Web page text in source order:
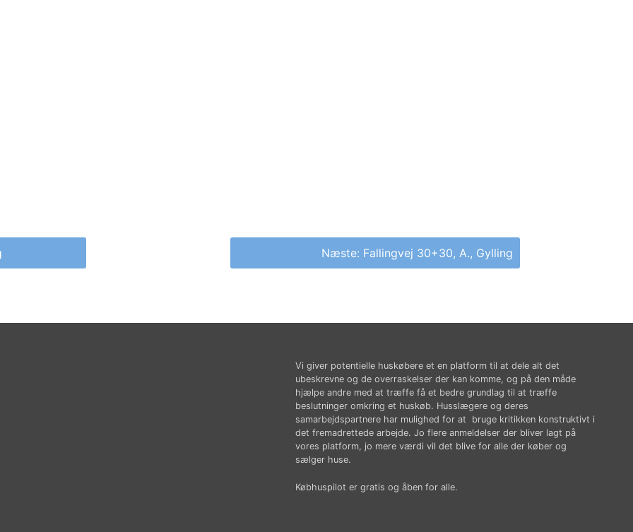
Næste: Fallingvej 30+30, A., Gylling
Vi giver potentielle huskøbere et en platform til at dele alt det
ubeskrevne og de overraskelser der kan komme, og på den måde
hjælpe andre med at træffe få et bedre grundlag til at træffe
beslutninger omkring et huskøb. Husslægere og deres
samarbejdspartnere har mulighed for at bruge kritikken konstruktivt i
det fremadrettede arbejde. Jo flere anmeldelser der bliver lagt på
vores platform, jo mere værdi vil det blive for alle der køber og
sælger huse.
Købhuspilot er gratis og åben for alle.